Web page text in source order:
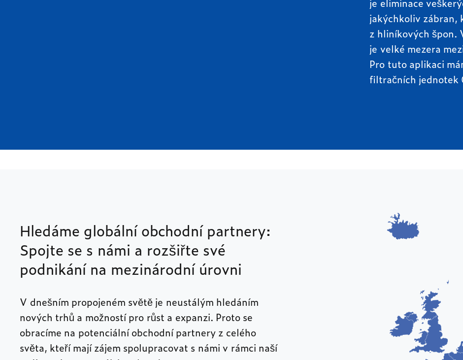
jakýchkoliv zábran,
z hliníkových špon.
je velké mezera
Pro tuto aplikaci
filtračních jednotek
Hledáme globální obchodní partnery:
Spojte se s námi a rozšiřte své
podnikání na mezinárodní úrovni
V dnešním propojeném světě je neustálým hledáním
nových trhů a možností pro růst a expanzi. Proto se
obracíme na potenciální obchodní partnery z celého
světa, kteří mají zájem spolupracovat s námi v rámci naší